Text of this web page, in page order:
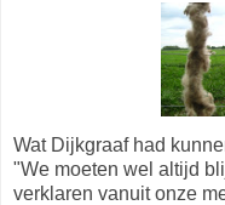
Wat Dijkgraaf had
"We moeten wel altijd
verklaren vanuit onze